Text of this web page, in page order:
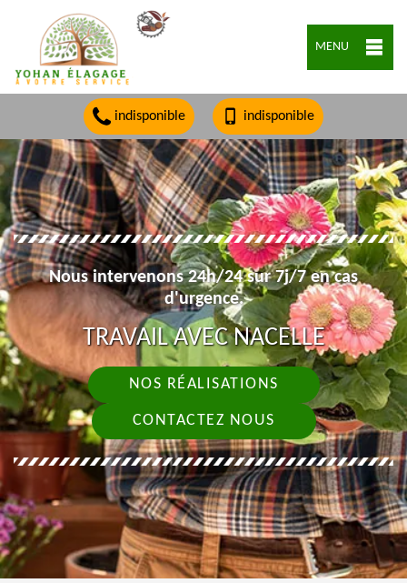
MENU
indisponible indisponible
Nous intervenons 24h/24 sur 7j/7 en cas
d'urgence.
TRAVAIL AVEC NACELLE
NOS RÉALISATIONS
CONTACTEZ NOUS